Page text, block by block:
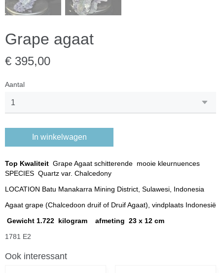
Grape agaat
€ 395,00
Aantal
In winkelwagen
Top Kwaliteit Grape Agaat schitterende mooie kleurnuences
SPECIES Quartz var. Chalcedony
LOCATION Batu Manakarra Mining District, Sulawesi, Indonesia
Agaat grape (Chalcedoon druif of Druif Agaat), vindplaats Indonesië
Gewicht 1.722 kilogram afmeting 23 x 12 cm
1781 E2
Ook interessant